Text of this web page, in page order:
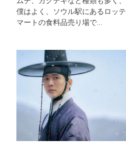
僕はよく、ソウル駅にあるロッテ
マートの食料品売り場で...